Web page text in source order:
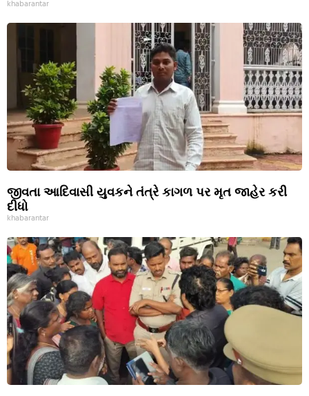
khabarantar
જીવતા આદિવાસી યુવકને તંત્રે કાગળ પર મૃત જાહેર કરી
દીધો
khabarantar